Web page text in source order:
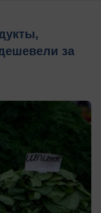
за